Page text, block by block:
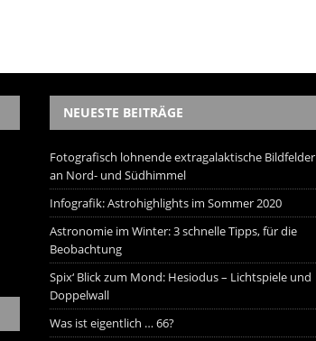
NEUESTE BEITRÄGE
Fotografisch lohnende extragalaktische Bildfelder
an Nord- und Südhimmel
Infografik: Astrohighlights im Sommer 2020
Astronomie im Winter: 3 schnelle Tipps, für die
Beobachtung
Spix‘ Blick zum Mond: Hesiodus – Lichtspiele und
Doppelwall
Was ist eigentlich … 66?